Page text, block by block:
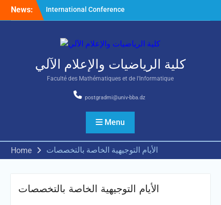
SkipNews:
International Conference
on Nonlinear Mathematical
كلية الرياضيات والإعلام الآلي
Faculté des Mathématiques et de l'Informatique
postgradmi@univ-bba.dz
Menu
Home الأيام التوجيهية الخاصة بالتخصصات
الأيام التوجيهية الخاصة بالتخصصات